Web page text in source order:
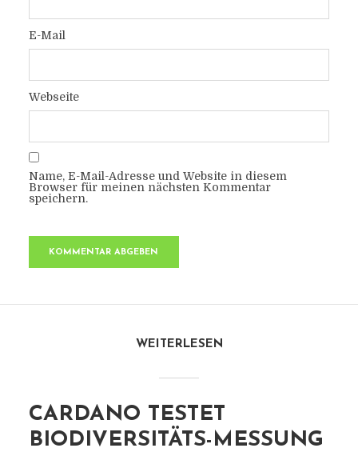
E-Mail
Webseite
Name, E-Mail-Adresse und Website in diesem
Browser für meinen nächsten Kommentar
speichern.
WEITERLESEN
CARDANO TESTET
BIODIVERSITÄTS-MESSUNG